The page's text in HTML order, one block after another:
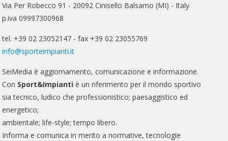
Via Per Robecco 91 - 20092 Cinisello Balsamo (MI) - Italy
p.iva 09997300968
tel. +39 02 23052147 - fax +39 02 23055769
info@sporteimpianti.it
SeiMedia è aggiornamento, comunicazione e informazione.
Con Sport&Impianti è un riferimento per il mondo sportivo
sia tecnico, ludico che professionistico; paesaggistico ed
energetico;
ambientale; life-style; tempo libero.
Informa e comunica in merito a normative, tecnologie